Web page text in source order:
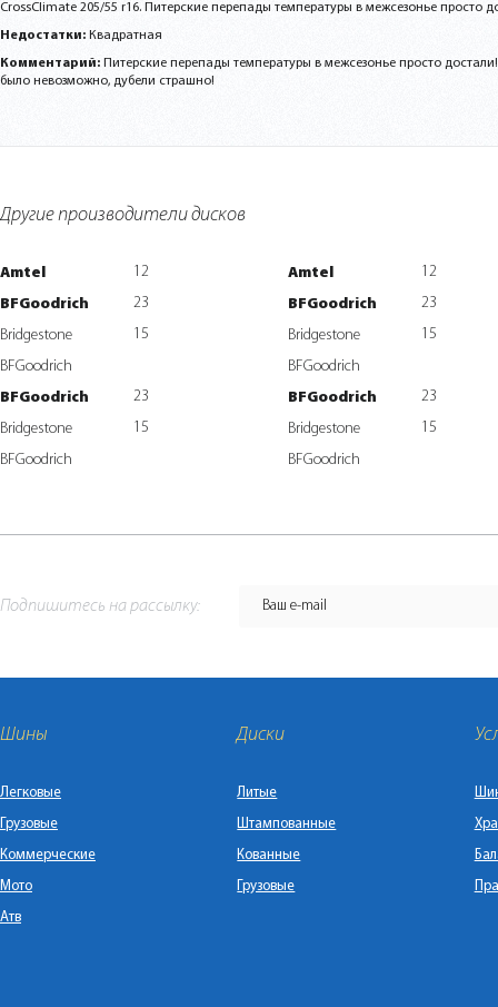
CrossClimate 205/55 r16. Питерские перепады температуры в межсезонье просто
Недостатки: Квадратная
Комментарий: Питерские перепады температуры в межсезонье просто
было невозможно, дубели страшно!
Другие производители дисков
Amtel
12
BFGoodrich
23
Bridgestone
15
BFGoodrich
BFGoodrich
23
Bridgestone
15
BFGoodrich
Amtel
12
BFGoodrich
23
Bridgestone
15
BFGoodrich
BFGoodrich
23
Bridgestone
15
BFGoodrich
Подпишитесь на рассылку:
Шины
Легковые
Грузовые
Коммерческие
Мото
Атв
Диски
Литые
Штампованные
Кованные
Грузовые